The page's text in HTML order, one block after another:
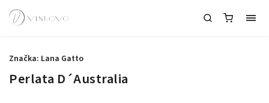
Perlata D´Australia
Značka: Lana Gatto